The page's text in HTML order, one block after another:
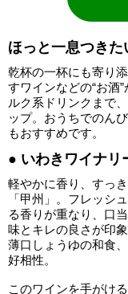
ほっと一息つき
乾杯の一杯にも寄り
すワインなどの“お酒
ルク系ドリンクまで
ップ。おうちでのん
もおすすめです。
● いわきワイナリ
軽やかに香り、すっ
「甲州」。フレッシ
る香りが重なり、口
味とキレの良さが印
薄口しょうゆの和食
好相性。
このワインを手がけ